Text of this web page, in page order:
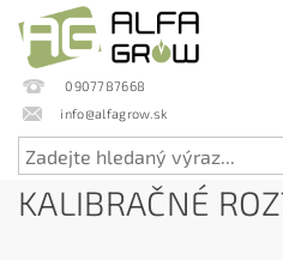
0907787668
info@alfagrow.sk
KALIBRAČNÉ